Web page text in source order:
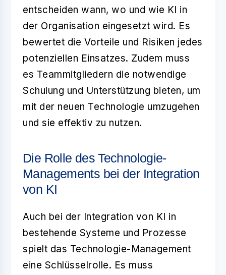
entscheiden wann, wo und wie KI in
der Organisation eingesetzt wird. Es
bewertet die Vorteile und Risiken jedes
potenziellen Einsatzes. Zudem muss
es Teammitgliedern die notwendige
Schulung und Unterstützung bieten, um
mit der neuen Technologie umzugehen
und sie effektiv zu nutzen.
Die Rolle des Technologie-
Managements bei der Integration
von KI
Auch bei der Integration von KI in
bestehende Systeme und Prozesse
spielt das Technologie-Management
eine Schlüsselrolle. Es muss